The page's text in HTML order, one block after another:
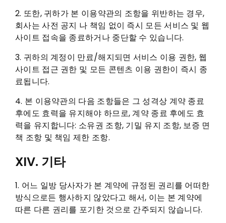
2. 또한, 귀하가 본 이용약관의 조항을 위반하는 경우,
회사는 사전 공지 나 책임 없이 즉시 모든 서비스 및 웹
사이트 접속을 종료하거나 중단할 수 있습니다.
3. 귀하의 계정이 만료/해지되면 서비스 이용 권한, 웹
사이트 접근 권한 및 모든 콘텐츠 이용 권한이 즉시 종
료됩니다.
4. 본 이용약관의 다음 조항들은 그 성격상 계약 종료
후에도 효력을 유지해야 하므로, 계약 종료 후에도 효
력을 유지합니다: 소유권 조항, 기밀 유지 조항, 보증 면
책 조항 및 책임 제한 조항.
XIV. 기타
1. 어느 일방 당사자가 본 계약에 규정된 권리를 어떠한
방식으로든 행사하지 않았다고 해서, 이는 본 계약에
따른 다른 권리를 포기한 것으로 간주되지 않습니다.